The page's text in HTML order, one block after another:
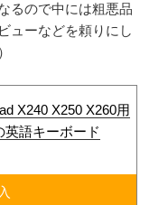
るので中には粗悪品
ューなどを頼りにし
X240 X250 X260用
語キーボード